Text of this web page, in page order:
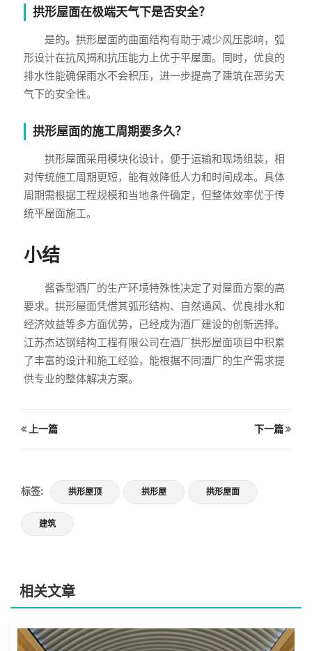
拱形屋面在极端天气下是否安全？
是的。拱形屋面的曲面结构有助于减少风压影响，弧
形设计在抗风揭和抗压能力上优于平屋面。同时，优良的
排水性能确保雨水不会积压，进一步提高了建筑在恶劣天
气下的安全性。
拱形屋面的施工周期要多久？
拱形屋面采用模块化设计，便于运输和现场组装，相
对传统施工周期更短，能有效降低人力和时间成本。具体
周期需根据工程规模和当地条件确定，但整体效率优于传
统平屋面施工。
小结
酱香型酒厂的生产环境特殊性决定了对屋面方案的高
要求。拱形屋面凭借其弧形结构、自然通风、优良排水和
经济效益等多方面优势，已经成为酒厂建设的创新选择。
江苏杰达钢结构工程有限公司在酒厂拱形屋面项目中积累
了丰富的设计和施工经验，能根据不同酒厂的生产需求提
供专业的整体解决方案。
上一篇 下一篇
标签: 拱形屋顶 拱形屋 拱形屋面
建筑
相关文章